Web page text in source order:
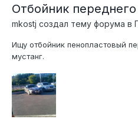
Отбойник
mkostj создал тему форума в
Ищу отбойник пенопластовый
мустанг.